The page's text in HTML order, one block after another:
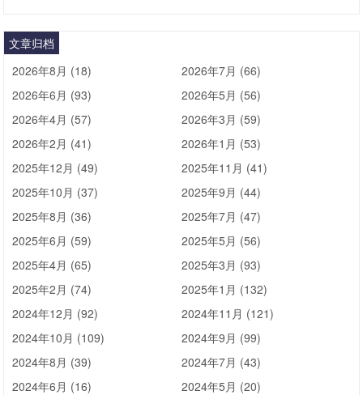
文章归档
2026年8月 (18)
2026年7月 (66)
2026年6月 (93)
2026年5月 (56)
2026年4月 (57)
2026年3月 (59)
2026年2月 (41)
2026年1月 (53)
2025年12月 (49)
2025年11月 (41)
2025年10月 (37)
2025年9月 (44)
2025年8月 (36)
2025年7月 (47)
2025年6月 (59)
2025年5月 (56)
2025年4月 (65)
2025年3月 (93)
2025年2月 (74)
2025年1月 (132)
2024年12月 (92)
2024年11月 (121)
2024年10月 (109)
2024年9月 (99)
2024年8月 (39)
2024年7月 (43)
2024年6月 (16)
2024年5月 (20)